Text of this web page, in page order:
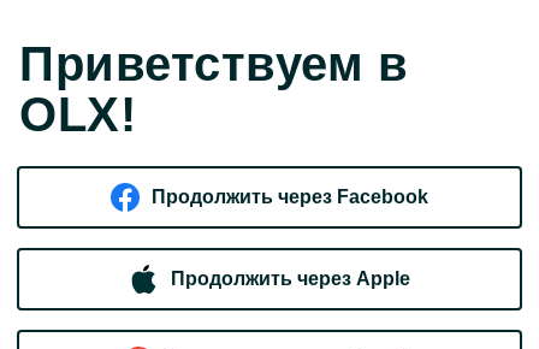
Приветствуем в
OLX!
Продолжить через Facebook
Продолжить через Apple